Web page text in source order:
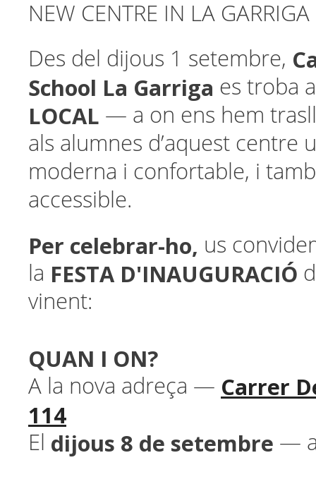
NEW CENTRE IN LA GARRIGA
Des del dijous 1 setembre,
School La Garriga es troba
LOCAL — a on ens hem
als alumnes d’aquest centre
moderna i confortable, i
accessible.
Per celebrar-ho, us
la FESTA D'INAUGURACIÓ
vinent:
QUAN I ON?
A la nova adreça — Carrer
114
El dijous 8 de setembre —